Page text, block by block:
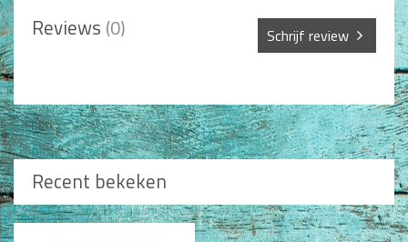
Films en Luisterboeken
De Barbaar-boeken
Bestellen en retourneren
Sprekers
Challenge Liefdevol Ouderschap
Reviews (0) Schrijf review
Naam *
Titel review*
Recent bekeken